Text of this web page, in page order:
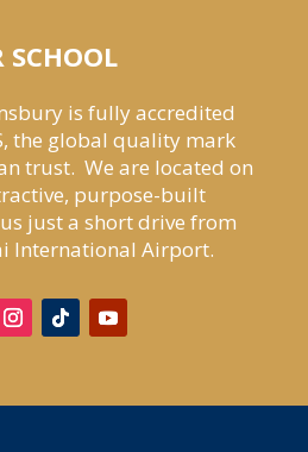
SCHOOL
is fully accredited
the global quality mark
trust. We are located on
purpose-built
just a short drive from
International Airport.